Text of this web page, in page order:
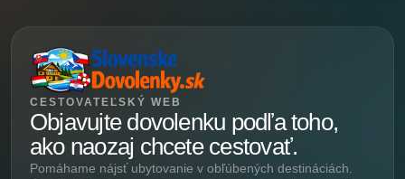
CESTOVATEĽSKÝ WEB
Objavujte dovolenku podľa toho,
ako naozaj chcete cestovať.
Pomáhame nájsť ubytovanie v obľúbených destináciách.